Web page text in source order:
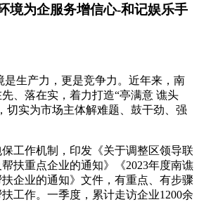
境为企服务增信心-和记娱乐手
是生产力，更是竞争力。近年来，南
、落在实，着力打造“亭满意 谯头
切实为市场主体解难题、鼓干劲、强
工作机制，印发《关于调整区领导联
扶重点企业的通知》《2023年度南谯
企业的通知》文件，有重点、有步骤
工作。一季度，累计走访企业1200余